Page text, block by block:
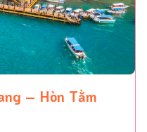
– Hòn Tằm